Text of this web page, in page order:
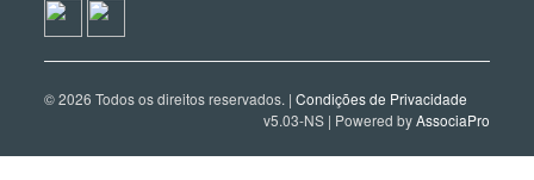
© 2026 Todos os direitos reservados. | Condições de Privacidade
v5.03-NS | Powered byAssociaPro